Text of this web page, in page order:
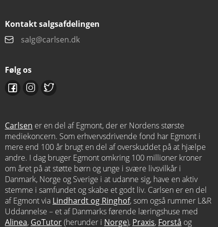
Kontakt salgsafdelingen
salg@carlsen.dk
Følg os
Carlsen er en del af Egmont, der er Nordens største
mediekoncern. Som erhvervsdrivende fond har Egmont i
mere end 100 år brugt en del af overskuddet på at hjælpe
andre. I dag bruger Egmont omkring 100 millioner kroner
om året på at støtte børn og unge i svære livsvilkår i
Danmark, Norge og Sverige i at udanne sig, have en aktiv
stemme i samfundet og skabe et godt liv. Carlsen er en del
af Egmont via Lindhardt og Ringhof, som også rummer L&R
Uddannelse – et af Danmarks førende læringshuse med
Alinea, GoTutor(herunder i Norge), Praxis, Forstå og